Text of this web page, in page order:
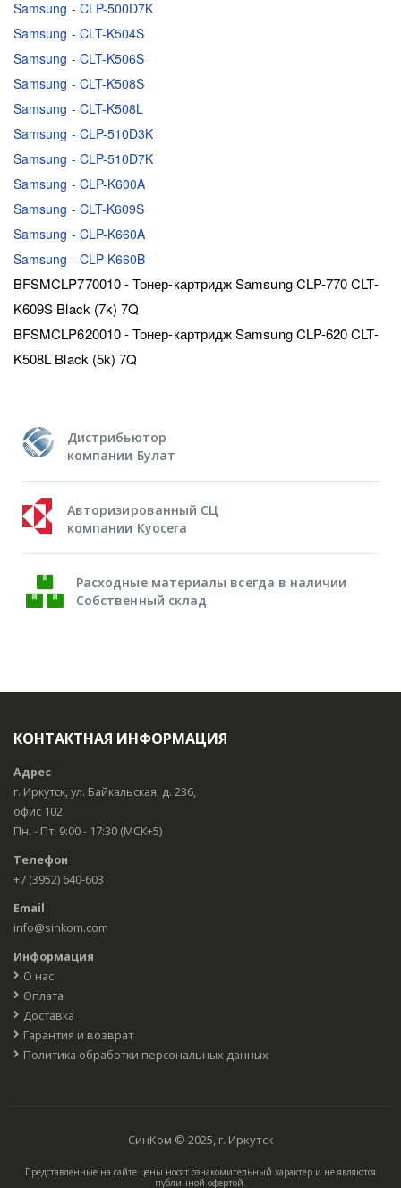
Samsung - CLP-500D7K
Samsung - CLT-K504S
Samsung - CLT-K506S
Samsung - CLT-K508S
Samsung - CLT-K508L
Samsung - CLP-510D3K
Samsung - CLP-510D7K
Samsung - CLP-K600A
Samsung - CLT-K609S
Samsung - CLP-K660A
Samsung - CLP-K660B
BFSMCLP770010 - Тонер-картридж Samsung CLP-770 CLT-
K609S Black (7k) 7Q
BFSMCLP620010 - Тонер-картридж Samsung CLP-620 CLT-
K508L Black (5k) 7Q
Дистрибьютор
компании Булат
Авторизированный СЦ
компании Kyocera
Расходные материалы всегда в наличии
Собственный склад
КОНТАКТНАЯ ИНФОРМАЦИЯ
Адрес
г. Иркутск, ул. Байкальская, д. 236,
офис 102
Пн. - Пт. 9:00 - 17:30 (МСК+5)
Телефон
+7 (3952) 640-603
Email
info@sinkom.com
Информация
О нас
Оплата
Доставка
Гарантия и возврат
Политика обработки персональных данных
СинКом © 2025, г. Иркутск
Представленные на сайте цены носят ознакомительный характер и не являются
публичной офертой.